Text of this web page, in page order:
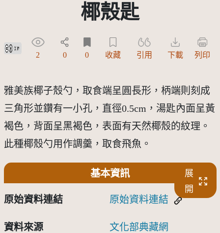
椰殼匙
創用CC姓名標示 3.0 台灣及其後版本(CC BY 3.0 TW +)
2 0 0 收藏 引用 下載 列印
雅美族椰子殼勺，取食端呈圓長形，柄端則刻成
三角形並鑽有一小孔，直徑0.5cm，湯匙內面呈黃
褐色，背面呈黑褐色，表面有天然椰殼的紋理。
此種椰殼勺用作調羹，取食飛魚。
基本資訊
展
開
原始資料連結 原始資料連結
資料來源 文化部典藏網